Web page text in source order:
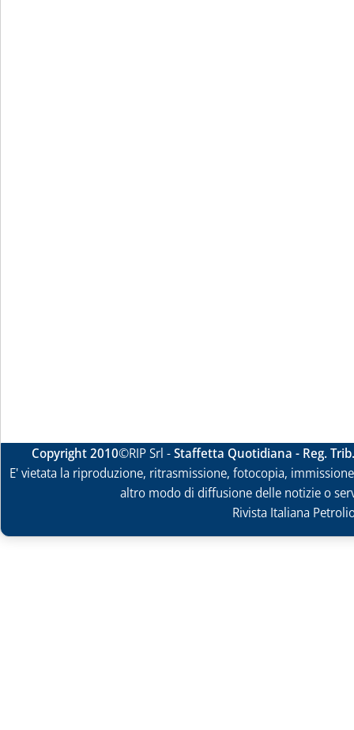
Copyright 2010©RIP Srl -Staffetta Quotidiana - Reg.
E' vietata la riproduzione, ritrasmissione, fotocopia,
altro modo di diffusione delle notizie o
Rivista Italiana